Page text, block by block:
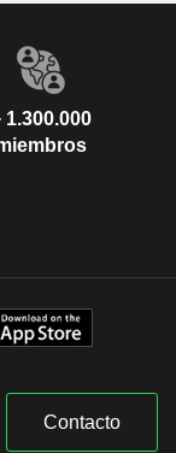
1.300.000
Contacto